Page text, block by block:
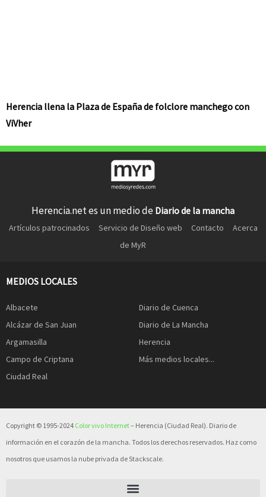
Herencia llena la Plaza de España de folclore manchego con
ViVher
Herencia.net es un medio de Diario de la mancha
Artículos patrocinados Servicio de Diseño web Contacto
Acerca
de MyR
MEDIOS LOCALES
Albacete
Alcázar de San Juan
Argamasilla
Campo de Criptana
Ciudad Real
Diario de Cuenca
Diario de La Mancha
Herencia
Más medios locales...
Copyright © 1995-2024 Color vivo Internet– Herencia (Ciudad Real). Diario de
información en el corazón de la mancha. Todos los derechos reservados. Haz como
nosotros que usamos la nube privada de Stackscale.